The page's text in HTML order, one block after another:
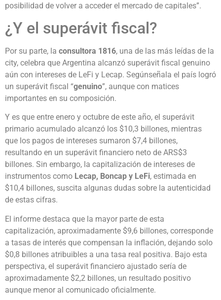
posibilidad de volver a acceder el mercado de capitales”.
¿Y el superávit fiscal?
Por su parte, la consultora 1816, una de las más leídas de la
city, celebra que Argentina alcanzó superávit fiscal genuino
aún con intereses de LeFi y Lecap. Segúnseñala el país logró
un superávit fiscal “genuino”, aunque con matices
importantes en su composición.
Y es que entre enero y octubre de este año, el superávit
primario acumulado alcanzó los $10,3 billones, mientras
que los pagos de intereses sumaron $7,4 billones,
resultando en un superávit financiero neto de ARS$3
billones. Sin embargo, la capitalización de intereses de
instrumentos como Lecap, Boncap y LeFi, estimada en
$10,4 billones, suscita algunas dudas sobre la autenticidad
de estas cifras.
El informe destaca que la mayor parte de esta
capitalización, aproximadamente $9,6 billones, corresponde
a tasas de interés que compensan la inflación, dejando solo
$0,8 billones atribuibles a una tasa real positiva. Bajo esta
perspectiva, el superávit financiero ajustado sería de
aproximadamente $2,2 billones, un resultado positivo
aunque menor al comunicado oficialmente.